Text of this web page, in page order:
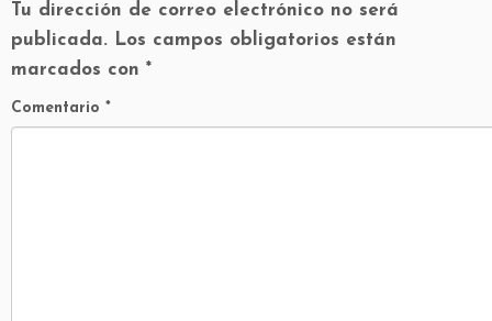
Tu dirección de correo electrónico no será
publicada. Los campos obligatorios están
marcados con *
Comentario *